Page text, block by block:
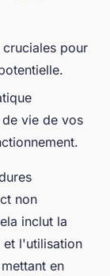
cruciales pour
vie de vos
non
inclut la
et l'utilisation
en